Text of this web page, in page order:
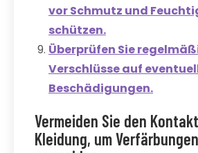
vor Schmutz und
schützen.
Überprüfen Sie
Verschlüsse auf
Beschädigungen.
Vermeiden Sie den
Kleidung, um